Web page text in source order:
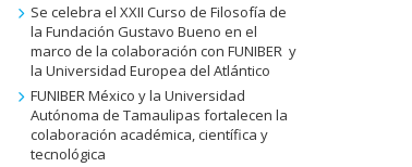
Se celebra el XXII Curso de Filosofía de
la Fundación Gustavo Bueno en el
marco de la colaboración con FUNIBER y
la Universidad Europea del Atlántico
FUNIBER México y la Universidad
Autónoma de Tamaulipas fortalecen la
colaboración académica, científica y
tecnológica